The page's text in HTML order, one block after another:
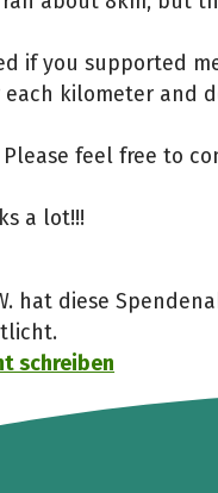
if you supported
each kilometer and
feel free to
a lot!!!
hat diese
schreiben